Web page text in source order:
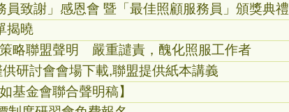
員致謝」感恩會 暨「最佳照顧服務員」頒獎典禮
揭曉
略聯盟聲明 嚴重譴責，醜化照服工作者
研討會會場下載,聯盟提供紙本講義
基金會聯合聲明稿】